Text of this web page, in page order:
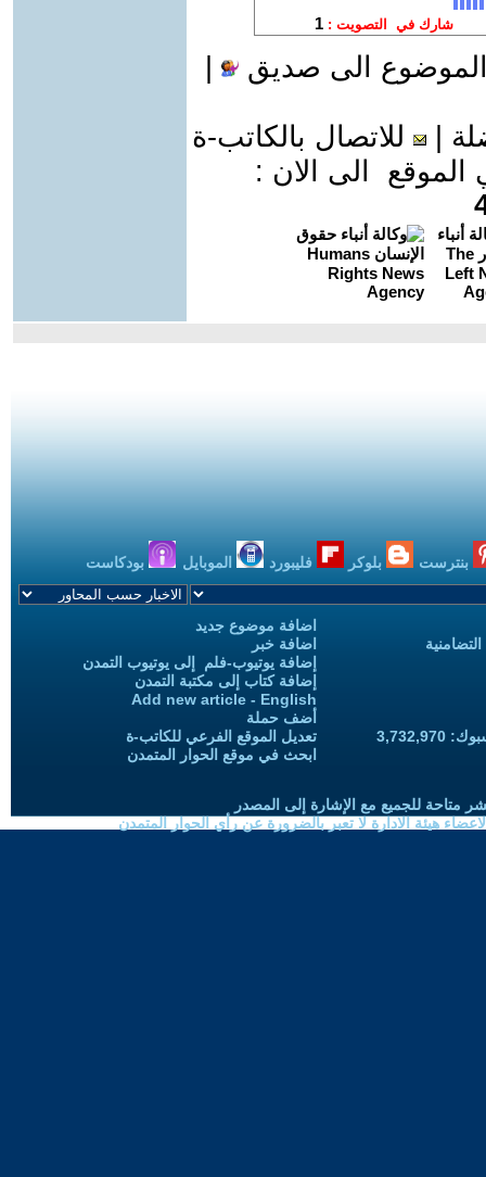
الى صديق
للاتصال بالكاتب-ة
الى الان :
بنترست بلوكر فليبورد الموبايل بودكاست
اضافة موضوع جديد
اضافة خبر
إضافة يوتيوب-فلم إلى يوتيوب التمدن
إضافة كتاب إلى مكتبة التمدن
Add new article - English
أضف حملة
تعديل الموقع الفرعي للكاتب-ة
ابحث في موقع الحوار المتمدن
متاحة للجميع مع الإشارة إلى المصدر
هيئة الادارة لا تعبر بالضرورة عن رأي الحوار المتمدن